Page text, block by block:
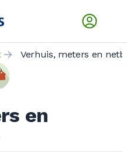
en